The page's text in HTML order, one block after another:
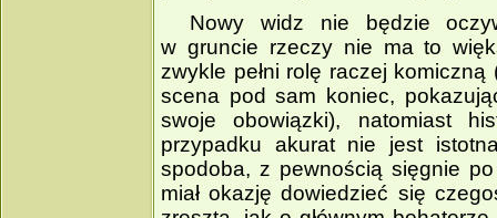
Nowy widz nie będzie
w gruncie rzeczy nie ma to
zwykle pełni rolę raczej
scena pod sam koniec,
swoje obowiązki), natomiast
przypadku akurat nie jest
spodoba, z pewnością sięgnie
miał okazję dowiedzieć się